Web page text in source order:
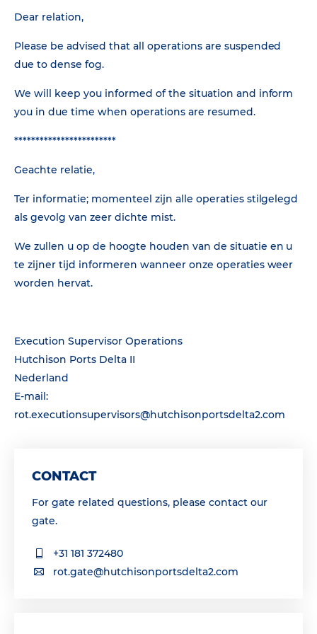
Dear relation,
Please be advised that all operations are suspended
due to dense fog.
We will keep you informed of the situation and inform
you in due time when operations are resumed.
************************
Geachte relatie,
Ter informatie; momenteel zijn alle operaties stilgelegd
als gevolg van zeer dichte mist.
We zullen u op de hoogte houden van de situatie en u
te zijner tijd informeren wanneer onze operaties weer
worden hervat.
Execution Supervisor Operations
Hutchison Ports Delta II
Nederland
E-mail:
rot.executionsupervisors@hutchisonportsdelta2.com
CONTACT
For gate related questions, please contact our
gate.
+31 181 372480
rot.gate@hutchisonportsdelta2.com